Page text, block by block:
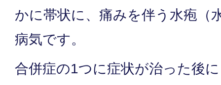
かに帯状に、痛みを伴う水疱（
病気です。
合併症の1つに症状が治った後